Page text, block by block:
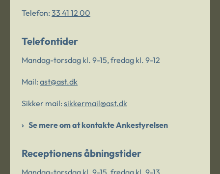
Telefon: 33 41 12 00
Telefontider
Mandag-torsdag kl. 9-15, fredag kl. 9-12
Mail: ast@ast.dk
Sikker mail: sikkermail@ast.dk
Se mere om at kontakte Ankestyrelsen
Receptionens åbningstider